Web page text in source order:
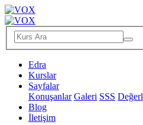
Edra
Kurslar
Sayfalar
Konuşanlar Galeri SSS
Blog
İletişim